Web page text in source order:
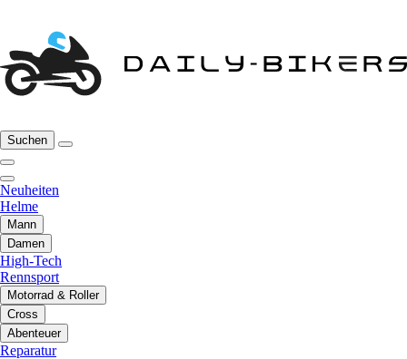
Suchen
Neuheiten
Helme
Mann
Damen
High-Tech
Rennsport
Motorrad & Roller
Cross
Abenteuer
Reparatur